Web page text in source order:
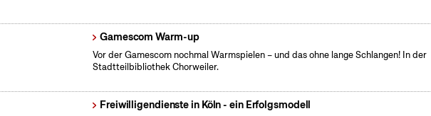
Gamescom Warm-up
Vor der Gamescom nochmal Warmspielen – und das ohne lange Schlangen! In der
Stadtteilbibliothek Chorweiler.
Freiwilligendienste in Köln - ein Erfolgsmodell